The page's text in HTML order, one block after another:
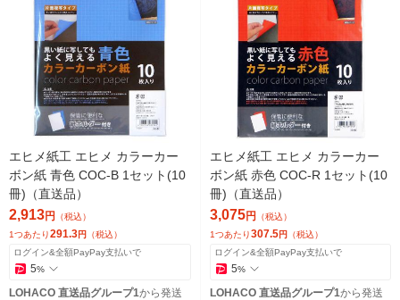
エヒメ紙工 エヒメ カラーカー
ボン紙 青色 COC-B 1セット(10
冊)（直送品）
2,913円 （税込）
1つあたり291.3円 （税込）
ログイン&全額PayPay支払いで
5%
LOHACO 直送品グループ1から発送
エヒメ紙工 エヒメ カラーカー
ボン紙 赤色 COC-R 1セット(10
冊)（直送品）
3,075円 （税込）
1つあたり307.5円 （税込）
ログイン&全額PayPay支払いで
5%
LOHACO 直送品グループ1から発送